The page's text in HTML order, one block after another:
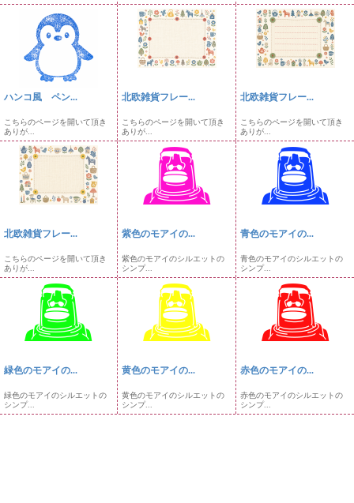
ハンコ風 ペン...
こちらのページを開いて頂き
ありが...
北欧雑貨フレー...
こちらのページを開いて頂き
ありが...
北欧雑貨フレー...
こちらのページを開いて頂き
ありが...
北欧雑貨フレー...
こちらのページを開いて頂き
ありが...
紫色のモアイの...
紫色のモアイのシルエットの
シンプ...
青色のモアイの...
青色のモアイのシルエットの
シンプ...
緑色のモアイの...
緑色のモアイのシルエットの
シンプ...
黄色のモアイの...
黄色のモアイのシルエットの
シンプ...
赤色のモアイの...
赤色のモアイのシルエットの
シンプ...